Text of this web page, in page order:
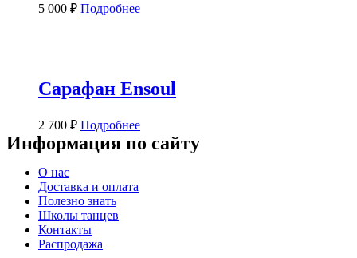
5 000 ₽ Подробнее
Сарафан Ensoul
2 700 ₽ Подробнее
Информация по сайту
МенюО нас
Доставка и оплата
Полезно знать
Школы танцев
Контакты
Распродажа